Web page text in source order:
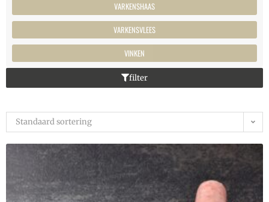
VARKENSHAAS
VARKENSVLEES
VINKEN
filter
Standaard sortering